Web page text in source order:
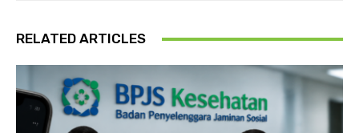
RELATED ARTICLES